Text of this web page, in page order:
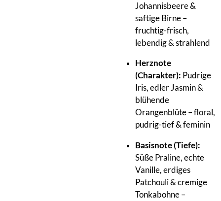
Johannisbeere &
saftige Birne –
fruchtig-frisch,
lebendig & strahlend
Herznote
(Charakter): Pudrige
Iris, edler Jasmin &
blühende
Orangenblüte – floral,
pudrig-tief & feminin
Basisnote (Tiefe):
Süße Praline, echte
Vanille, erdiges
Patchouli & cremige
Tonkabohne –